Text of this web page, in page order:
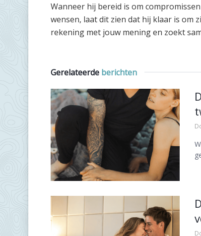
Wanneer hij bereid is om
wensen, laat dit zien dat hij klaar is om
rekening met jouw mening en zoekt
Gerelateerde berichten